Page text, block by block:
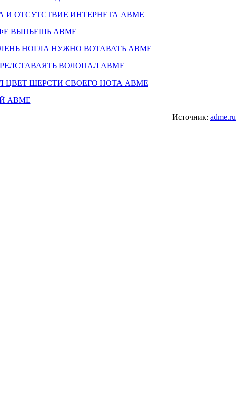
Источник: adme.ru